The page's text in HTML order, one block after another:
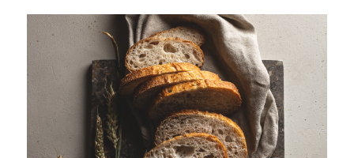
VIEW MORE